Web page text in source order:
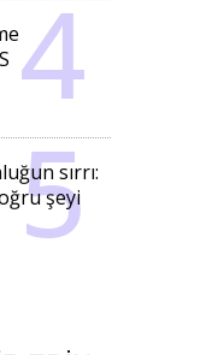
sırrı:
şeyi